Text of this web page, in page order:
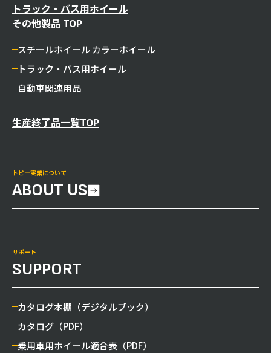
トラック・バス用ホイール
その他製品 TOP
スチールホイール カラーホイール
トラック・バス用ホイール
自動車関連用品
生産終了品一覧TOP
トピー実業について
ABOUT US
サポート
SUPPORT
カタログ本棚（デジタルブック）
カタログ（PDF）
乗用車用ホイール適合表（PDF）